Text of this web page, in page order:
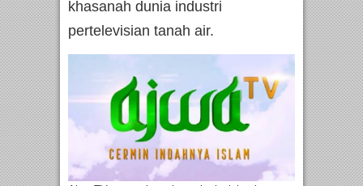
khasanah dunia industri
pertelevisian tanah air.